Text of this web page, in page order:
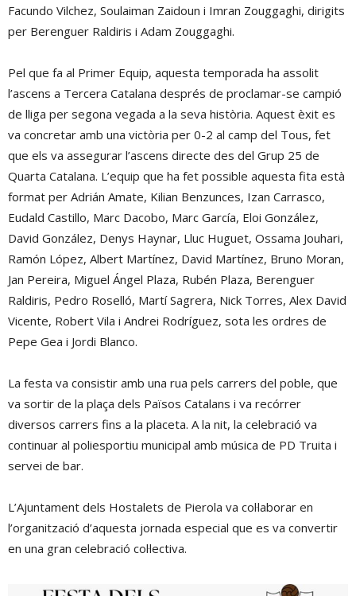
Facundo Vilchez, Soulaiman Zaidoun i Imran Zouggaghi, dirigits
per Berenguer Raldiris i Adam Zouggaghi.
Pel que fa al Primer Equip, aquesta temporada ha assolit
l’ascens a Tercera Catalana després de proclamar-se campió
de lliga per segona vegada a la seva història. Aquest èxit es
va concretar amb una victòria per 0-2 al camp del Tous, fet
que els va assegurar l’ascens directe des del Grup 25 de
Quarta Catalana. L’equip que ha fet possible aquesta fita està
format per Adrián Amate, Kilian Benzunces, Izan Carrasco,
Eudald Castillo, Marc Dacobo, Marc García, Eloi González,
David González, Denys Haynar, Lluc Huguet, Ossama Jouhari,
Ramón López, Albert Martínez, David Martínez, Bruno Moran,
Jan Pereira, Miguel Ángel Plaza, Rubén Plaza, Berenguer
Raldiris, Pedro Roselló, Martí Sagrera, Nick Torres, Alex David
Vicente, Robert Vila i Andrei Rodríguez, sota les ordres de
Pepe Gea i Jordi Blanco.
La festa va consistir amb una rua pels carrers del poble, que
va sortir de la plaça dels Països Catalans i va recórrer
diversos carrers fins a la placeta. A la nit, la celebració va
continuar al poliesportiu municipal amb música de PD Truita i
servei de bar.
L’Ajuntament dels Hostalets de Pierola va col·laborar en
l’organització d’aquesta jornada especial que es va convertir
en una gran celebració col·lectiva.